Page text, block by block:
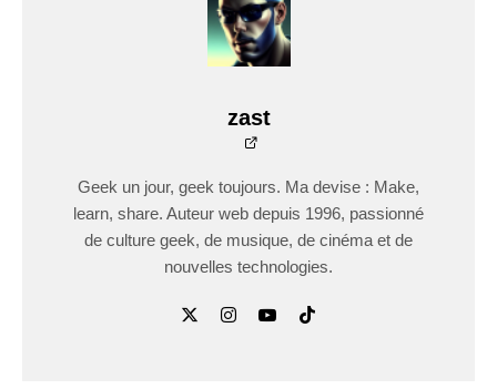
zast
Geek un jour, geek toujours. Ma devise : Make,
learn, share. Auteur web depuis 1996, passionné
de culture geek, de musique, de cinéma et de
nouvelles technologies.